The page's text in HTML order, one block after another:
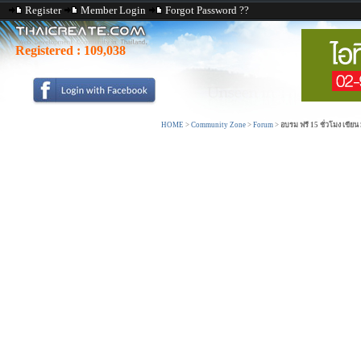
Register Member Login Forgot Password ??
Registered : 109,038
HOME > Community Zone > Forum > อบรม ฟรี 15 ชั่วโมง เขีย